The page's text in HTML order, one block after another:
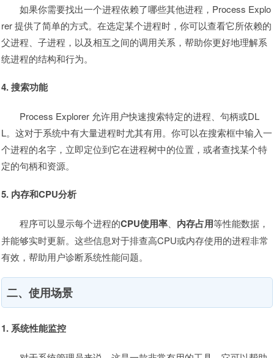
如果你需要找出一个进程依赖了哪些其他进程，Process Explo
rer 提供了简单的方式。在选定某个进程时，你可以查看它所依赖的
父进程、子进程，以及相互之间的调用关系，帮助你更好地理解系
统进程的结构和行为。
4. 搜索功能
Process Explorer 允许用户快速搜索特定的进程、句柄或DL
L。这对于系统中有大量进程时尤其有用。你可以在搜索框中输入一
个进程的名字，立即定位到它在进程树中的位置，或者查找某个特
定的句柄和资源。
5. 内存和CPU分析
程序可以显示每个进程的CPU使用率 内存占用等性能数据，
并能够实时更新。这些信息对于排查高CPU或内存使用的进程非常
有效，帮助用户诊断系统性能问题。
二、使用场景
1. 系统性能监控